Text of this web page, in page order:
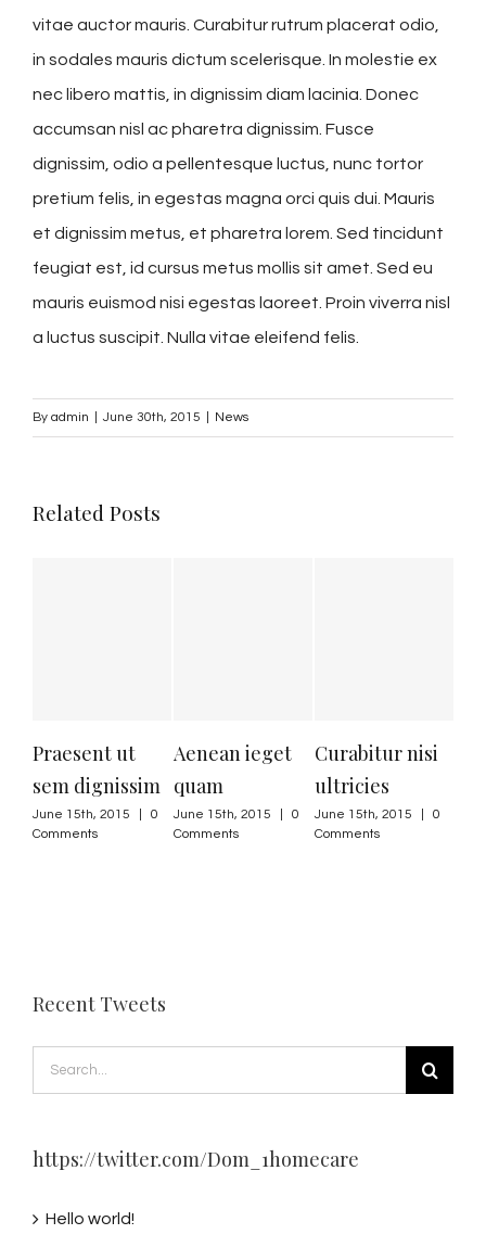
vitae auctor mauris. Curabitur rutrum placerat odio,
in sodales mauris dictum scelerisque. In molestie ex
nec libero mattis, in dignissim diam lacinia. Donec
accumsan nisl ac pharetra dignissim. Fusce
dignissim, odio a pellentesque luctus, nunc tortor
pretium felis, in egestas magna orci quis dui. Mauris
et dignissim metus, et pharetra lorem. Sed tincidunt
feugiat est, id cursus metus mollis sit amet. Sed eu
mauris euismod nisi egestas laoreet. Proin viverra nisl
a luctus suscipit. Nulla vitae eleifend felis.
By admin June 30th, 2015 News
Related Posts
Praesent ut
sem dignissim
June 15th, 2015
0
Comments
Aenean ieget
quam
June 15th, 2015
0
Comments
Curabitur nisi
ultricies
June 15th, 2015
0
Comments
Recent Tweets
Search
for:
https://twitter.com/Dom_1homecare
Hello world!